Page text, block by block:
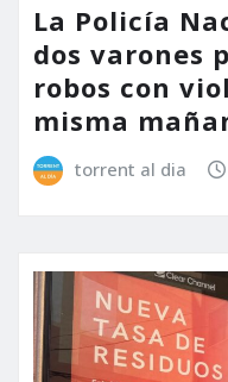
La Policía
dos varones
robos con
misma
torrent al dia